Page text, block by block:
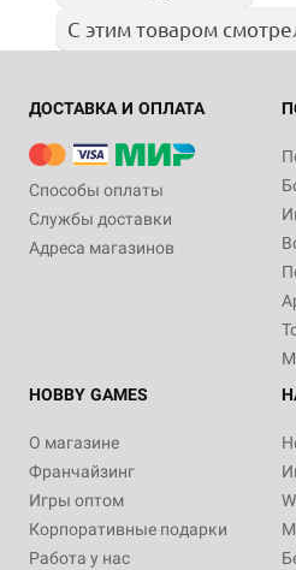
С этим товаром
ДОСТАВКА И ОПЛАТА
Способы оплаты
Службы доставки
Адреса магазинов
HOBBY GAMES
О магазине
Франчайзинг
Игры оптом
Корпоративные подарки
Работа у нас